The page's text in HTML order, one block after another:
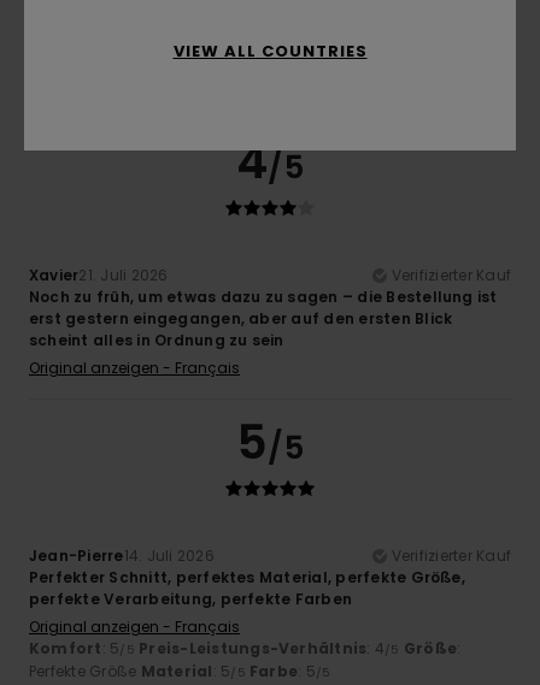
Preis-Leistungs-Verhältnis
Material: 5 Farbe: 5
4/5
Xavier21. Juli 2026
Verifizierter Kauf
Noch zu früh, um etwas dazu zu sagen – die Bestellung ist
erst gestern eingegangen, aber auf den ersten Blick
scheint alles in Ordnung zu sein
Original anzeigen - Français
5/5
Jean-Pierre14. Juli 2026
Verifizierter Kauf
Perfekter Schnitt, perfektes Material, perfekte Größe,
perfekte Verarbeitung, perfekte Farben
Original anzeigen - Français
Komfort: 5/5 Preis-Leistungs-Verhältnis: 4/5 Größe:
Perfekte Größe Material: 5/5 Farbe: 5/5
VIEW ALL COUNTRIES